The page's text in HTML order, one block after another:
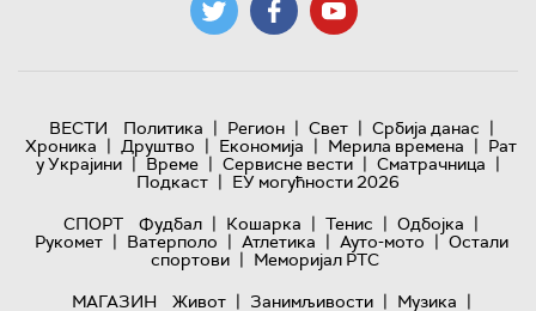
ВЕСТИ Политика | Регион | Свет | Србија данас |
Хроника | Друштво | Економија | Мерила времена | Рат
у Украјини | Време | Сервисне вести | Сматрачница |
Подкаст | ЕУ могућности 2026
СПОРТ
Фудбал | Кошарка | Тенис | Одбојка |
Рукомет | Ватерполо | Атлетика | Ауто-мото | Остали
спортови | Меморијал РТС
МАГАЗИН
Живот | Занимљивости | Музика |